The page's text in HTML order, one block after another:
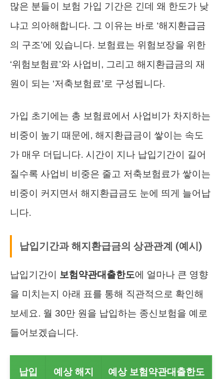
많은 분들이 보험 가입 기간은 긴데 왜 한도가 낮
냐고 의아해합니다. 그 이유는 바로 ‘해지환급금
의 구조’에 있습니다. 보험료는 위험보장을 위한
‘위험보험료’와 사업비, 그리고 해지환급금의 재
원이 되는 ‘저축보험료’로 구성됩니다.
가입 초기에는 총 보험료에서 사업비가 차지하는
비중이 높기 때문에, 해지환급금이 쌓이는 속도
가 매우 더딥니다. 시간이 지나 납입기간이 길어
질수록 사업비 비중은 줄고 저축보험료가 쌓이는
비중이 커지면서 해지환급금도 눈에 띄게 늘어납
니다.
납입기간과 해지환급금의 상관관계 (예시)
납입기간이 보험약관대출한도에 얼마나 큰 영향
을 미치는지 아래 표를 통해 직관적으로 확인해
보세요. 월 30만 원을 납입하는 종신보험을 예로
들어보겠습니다.
납입
예상 해지
예상 보험약관대출한도